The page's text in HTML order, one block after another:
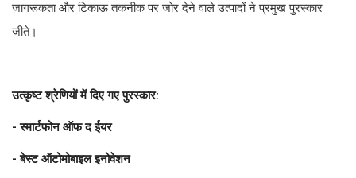
जागरूकता और टिकाऊ तकनीक पर जोर देने वाले उत्पादों ने प्रमुख पुरस्कार
जीते।
उत्कृष्ट श्रेणियों में दिए गए पुरस्कार:
- स्मार्टफोन ऑफ द ईयर
- बेस्ट ऑटोमोबाइल इनोवेशन